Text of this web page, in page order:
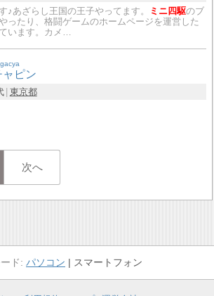
♪あざらし王国の王子やってます。
ミニ四駆のブ
ったり、格闘ゲームのホームページを運営した
います。カメ…
ャピン
東京都
次へ
パソコン スマートフォン